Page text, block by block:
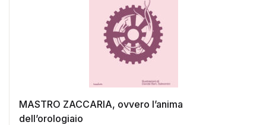
MASTRO ZACCARIA, ovvero l’anima
dell’orologiaio